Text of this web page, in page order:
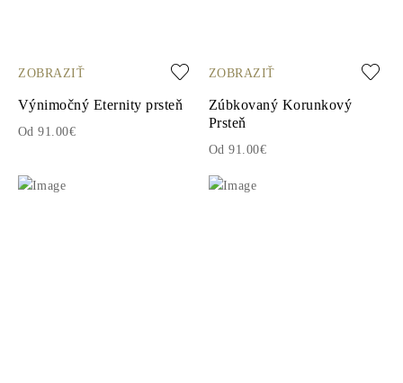
ZOBRAZIŤ
Výnimočný Eternity prsteň
Od 91.00€
ZOBRAZIŤ
Zúbkovaný Korunkový
Prsteň
Od 91.00€